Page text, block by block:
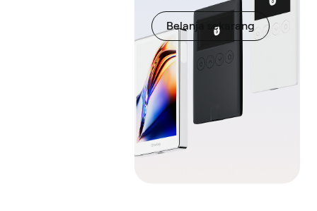
Belanja sekarang